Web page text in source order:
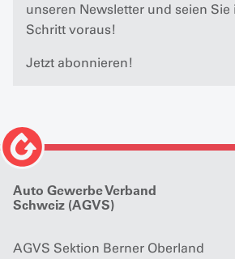
unseren Newsletter und seien Sie
Schritt voraus!
Jetzt abonnieren!
Auto Gewerbe Verband
Schweiz (AGVS)
AGVS Sektion Berner Oberland